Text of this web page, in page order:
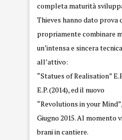
completa maturità
Thieves hanno dato prova
propriamente combinare
un’intensa e sincera
all’attivo:
“Statues of Realisation”
E.P. (2014), ed il nuovo
“Revolutions in your
Giugno 2015. Al momento
brani in cantiere.